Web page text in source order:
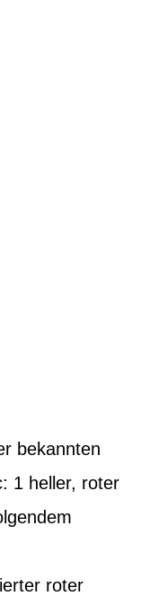
bekannten
1 heller, roter
roter